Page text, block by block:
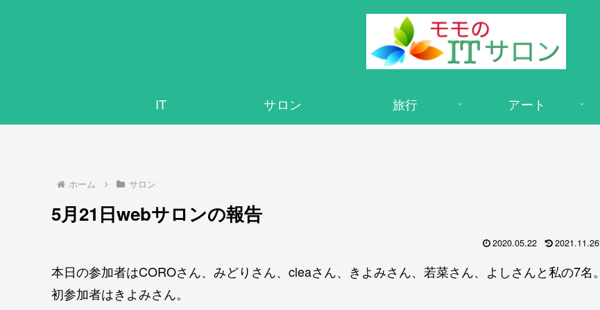
IT サロン 旅行 アート
ホーム サロン
5月21日webサロンの報告
2020.05.22 2021.11.26
本日の参加者はCOROさん、みどりさん、cleaさん、きよみさん、若菜さん、よしさんと私の7名。
初参加者はきよみさん。